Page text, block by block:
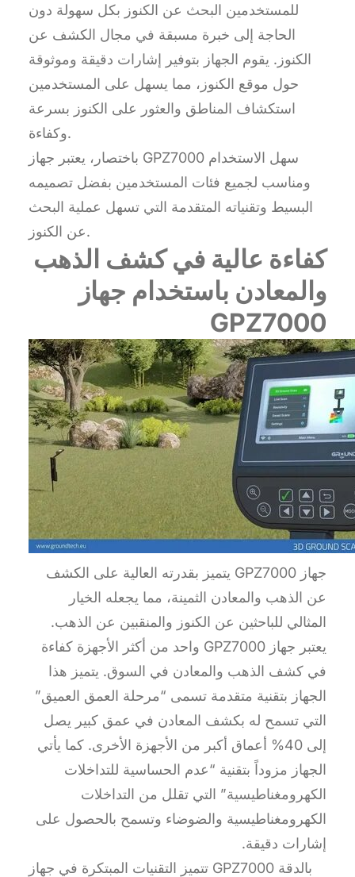
للمستخدمين البحث عن الكنوز بكل سهولة دون
الحاجة إلى خبرة مسبقة في مجال الكشف عن
الكنوز. يقوم الجهاز بتوفير إشارات دقيقة وموثوقة
حول موقع الكنوز، مما يسهل على المستخدمين
استكشاف المناطق والعثور على الكنوز بسرعة
وكفاءة.
باختصار، يعتبر جهاز GPZ7000 سهل الاستخدام
ومناسب لجميع فئات المستخدمين بفضل تصميمه
البسيط وتقنياته المتقدمة التي تسهل عملية البحث
عن الكنوز.
كفاءة عالية في كشف الذهب
والمعادن باستخدام جهاز
GPZ7000
جهاز GPZ7000 يتميز بقدرته العالية على الكشف
عن الذهب والمعادن الثمينة، مما يجعله الخيار
المثالي للباحثين عن الكنوز والمنقبين عن الذهب.
يعتبر جهاز GPZ7000 واحد من أكثر الأجهزة كفاءة
في كشف الذهب والمعادن في السوق. يتميز هذا
الجهاز بتقنية متقدمة تسمى “مرحلة العمق العميق”
التي تسمح له بكشف المعادن في عمق كبير يصل
إلى 40% أعماق أكبر من الأجهزة الأخرى. كما يأتي
الجهاز مزوداً بتقنية “عدم الحساسية للتداخلات
الكهرومغناطيسية” التي تقلل من التداخلات
الكهرومغناطيسية والضوضاء وتسمح بالحصول على
إشارات دقيقة.
تتميز التقنيات المبتكرة في جهاز GPZ7000 بالدقة